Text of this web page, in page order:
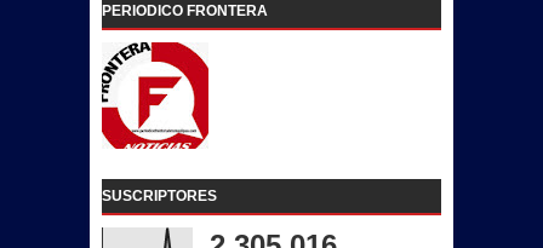
PERIODICO FRONTERA
SUSCRIPTORES